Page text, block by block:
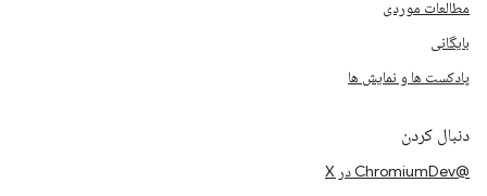
مطالعات موردی
بایگانی
پادکست ها و نمایش ها
دنبال کردن
@ChromiumDev در X